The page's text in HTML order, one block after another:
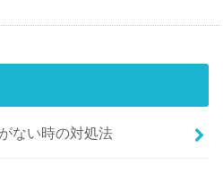
ない時の対処法